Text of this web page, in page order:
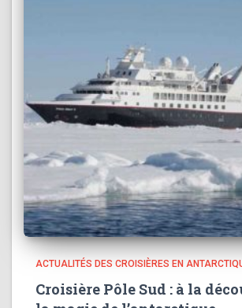
ACTUALITÉS DES CROISIÈRES EN
Croisière Pôle Sud : à la